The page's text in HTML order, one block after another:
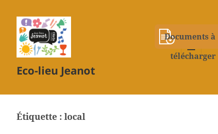
Eco-lieu Jeanot
MENU
Étiquette :local
Documents à
télécharger